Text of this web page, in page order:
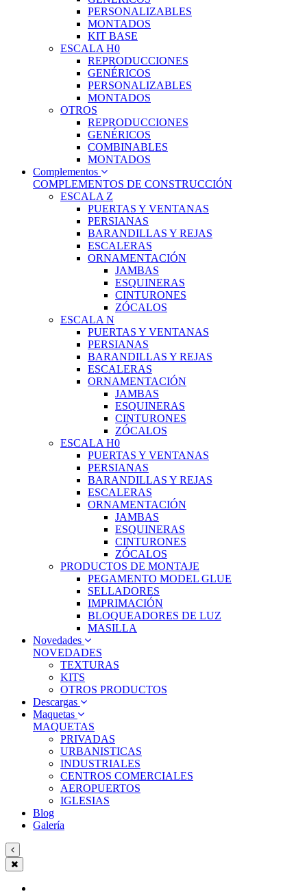
PERSONALIZABLES
MONTADOS
KIT BASE
ESCALA H0
REPRODUCCIONES
GENÉRICOS
PERSONALIZABLES
MONTADOS
OTROS
REPRODUCCIONES
GENÉRICOS
COMBINABLES
MONTADOS
Complementos
COMPLEMENTOS DE CONSTRUCCIÓN
ESCALA Z
PUERTAS Y VENTANAS
PERSIANAS
BARANDILLAS Y REJAS
ESCALERAS
ORNAMENTACIÓN
JAMBAS
ESQUINERAS
CINTURONES
ZÓCALOS
ESCALA N
PUERTAS Y VENTANAS
PERSIANAS
BARANDILLAS Y REJAS
ESCALERAS
ORNAMENTACIÓN
JAMBAS
ESQUINERAS
CINTURONES
ZÓCALOS
ESCALA H0
PUERTAS Y VENTANAS
PERSIANAS
BARANDILLAS Y REJAS
ESCALERAS
ORNAMENTACIÓN
JAMBAS
ESQUINERAS
CINTURONES
ZÓCALOS
PRODUCTOS DE MONTAJE
PEGAMENTO MODEL GLUE
SELLADORES
IMPRIMACIÓN
BLOQUEADORES DE LUZ
MASILLA
Novedades
NOVEDADES
TEXTURAS
KITS
OTROS PRODUCTOS
Descargas
Maquetas
MAQUETAS
PRIVADAS
URBANISTICAS
INDUSTRIALES
CENTROS COMERCIALES
AEROPUERTOS
IGLESIAS
Blog
Galería